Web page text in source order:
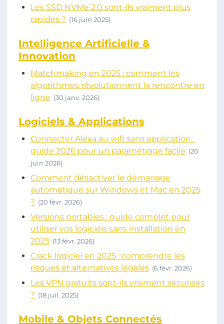
Les SSD NVMe 2.0 sont-ils vraiment plus
rapides ? (16 juin 2025)
Intelligence Artificielle &
Innovation
Matchmaking en 2025 : comment les
algorithmes révolutionnent la rencontre en
ligne (30 janv. 2026)
Logiciels & Applications
Connecter Alexa au wifi sans application :
guide 2026 pour un paramétrage facile (20
juin 2026)
Comment désactiver le démarrage
automatique sur Windows et Mac en 2025
? (20 févr. 2026)
Versions portables : guide complet pour
utiliser vos logiciels sans installation en
2025 (13 févr. 2026)
Crack logiciel en 2025 : comprendre les
risques et alternatives légales (6 févr. 2026)
Les VPN gratuits sont-ils vraiment sécurisés
? (18 juil. 2025)
Mobile & Objets Connectés